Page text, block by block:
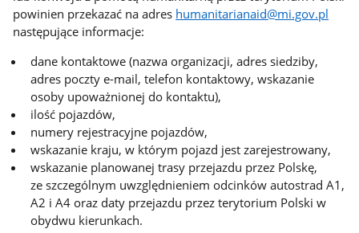
powinien przekazać na adres humanitarianaid@mi.gov.pl
następujące informacje:
dane kontaktowe (nazwa organizacji, adres siedziby,
adres poczty e-mail, telefon kontaktowy, wskazanie
osoby upoważnionej do kontaktu),
ilość pojazdów,
numery rejestracyjne pojazdów,
wskazanie kraju, w którym pojazd jest zarejestrowany,
wskazanie planowanej trasy przejazdu przez Polskę,
ze szczególnym uwzględnieniem odcinków autostrad A1,
A2 i A4 oraz daty przejazdu przez terytorium Polski w
obydwu kierunkach.